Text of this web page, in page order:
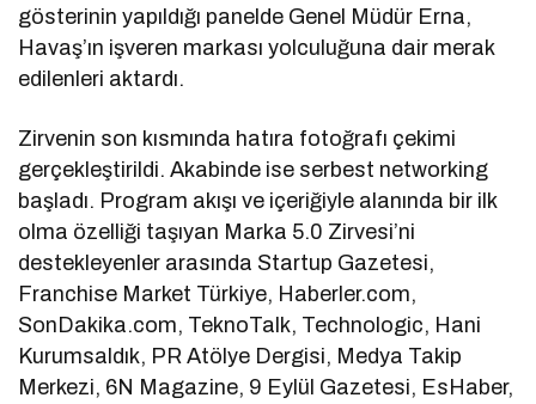
gösterinin yapıldığı panelde Genel Müdür Erna,
Havaş’ın işveren markası yolculuğuna dair merak
edilenleri aktardı.
Zirvenin son kısmında hatıra fotoğrafı çekimi
gerçekleştirildi. Akabinde ise serbest networking
başladı. Program akışı ve içeriğiyle alanında bir ilk
olma özelliği taşıyan Marka 5.0 Zirvesi’ni
destekleyenler arasında Startup Gazetesi,
Franchise Market Türkiye, Haberler.com,
SonDakika.com, TeknoTalk, Technologic, Hani
Kurumsaldık, PR Atölye Dergisi, Medya Takip
Merkezi, 6N Magazine, 9 Eylül Gazetesi, EsHaber,